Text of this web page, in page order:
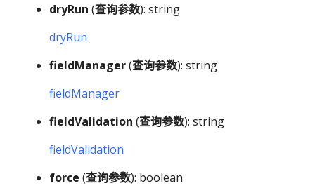
dryRun (查询参数): string
dryRun
fieldManager(查询参数): string
fieldManager
fieldValidation (查询参数): string
fieldValidation
force (查询参数): boolean